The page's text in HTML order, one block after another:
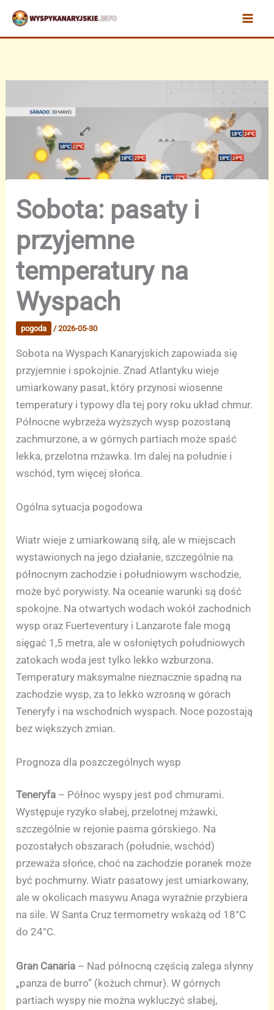
Przejdź
treści
Sobota: pasaty i
przyjemne
temperatury na
Wyspach
pogoda /2026-05-30
Sobota na Wyspach Kanaryjskich zapowiada się
przyjemnie i spokojnie. Znad Atlantyku wieje
umiarkowany pasat, który przynosi wiosenne
temperatury i typowy dla tej pory roku układ chmur.
Północne wybrzeża wyższych wysp pozostaną
zachmurzone, a w górnych partiach może spaść
lekka, przelotna mżawka. Im dalej na południe i
wschód, tym więcej słońca.
Ogólna sytuacja pogodowa
Wiatr wieje z umiarkowaną siłą, ale w miejscach
wystawionych na jego działanie, szczególnie na
północnym zachodzie i południowym wschodzie,
może być porywisty. Na oceanie warunki są dość
spokojne. Na otwartych wodach wokół zachodnich
wysp oraz Fuerteventury i Lanzarote fale mogą
sięgać 1,5 metra, ale w osłoniętych południowych
zatokach woda jest tylko lekko wzburzona.
Temperatury maksymalne nieznacznie spadną na
zachodzie wysp, za to lekko wzrosną w górach
Teneryfy i na wschodnich wyspach. Noce pozostają
bez większych zmian.
Prognoza dla poszczególnych wysp
Teneryfa – Północ wyspy jest pod chmurami.
Występuje ryzyko słabej, przelotnej mżawki,
szczególnie w rejonie pasma górskiego. Na
pozostałych obszarach (południe, wschód)
przeważa słońce, choć na zachodzie poranek może
być pochmurny. Wiatr pasatowy jest umiarkowany,
ale w okolicach masywu Anaga wyraźnie przybiera
na sile. W Santa Cruz termometry wskażą od 18°C
do 24°C.
Gran Canaria – Nad północną częścią zalega słynny
„panza de burro” (kożuch chmur). W górnych
partiach wyspy nie można wykluczyć słabej,